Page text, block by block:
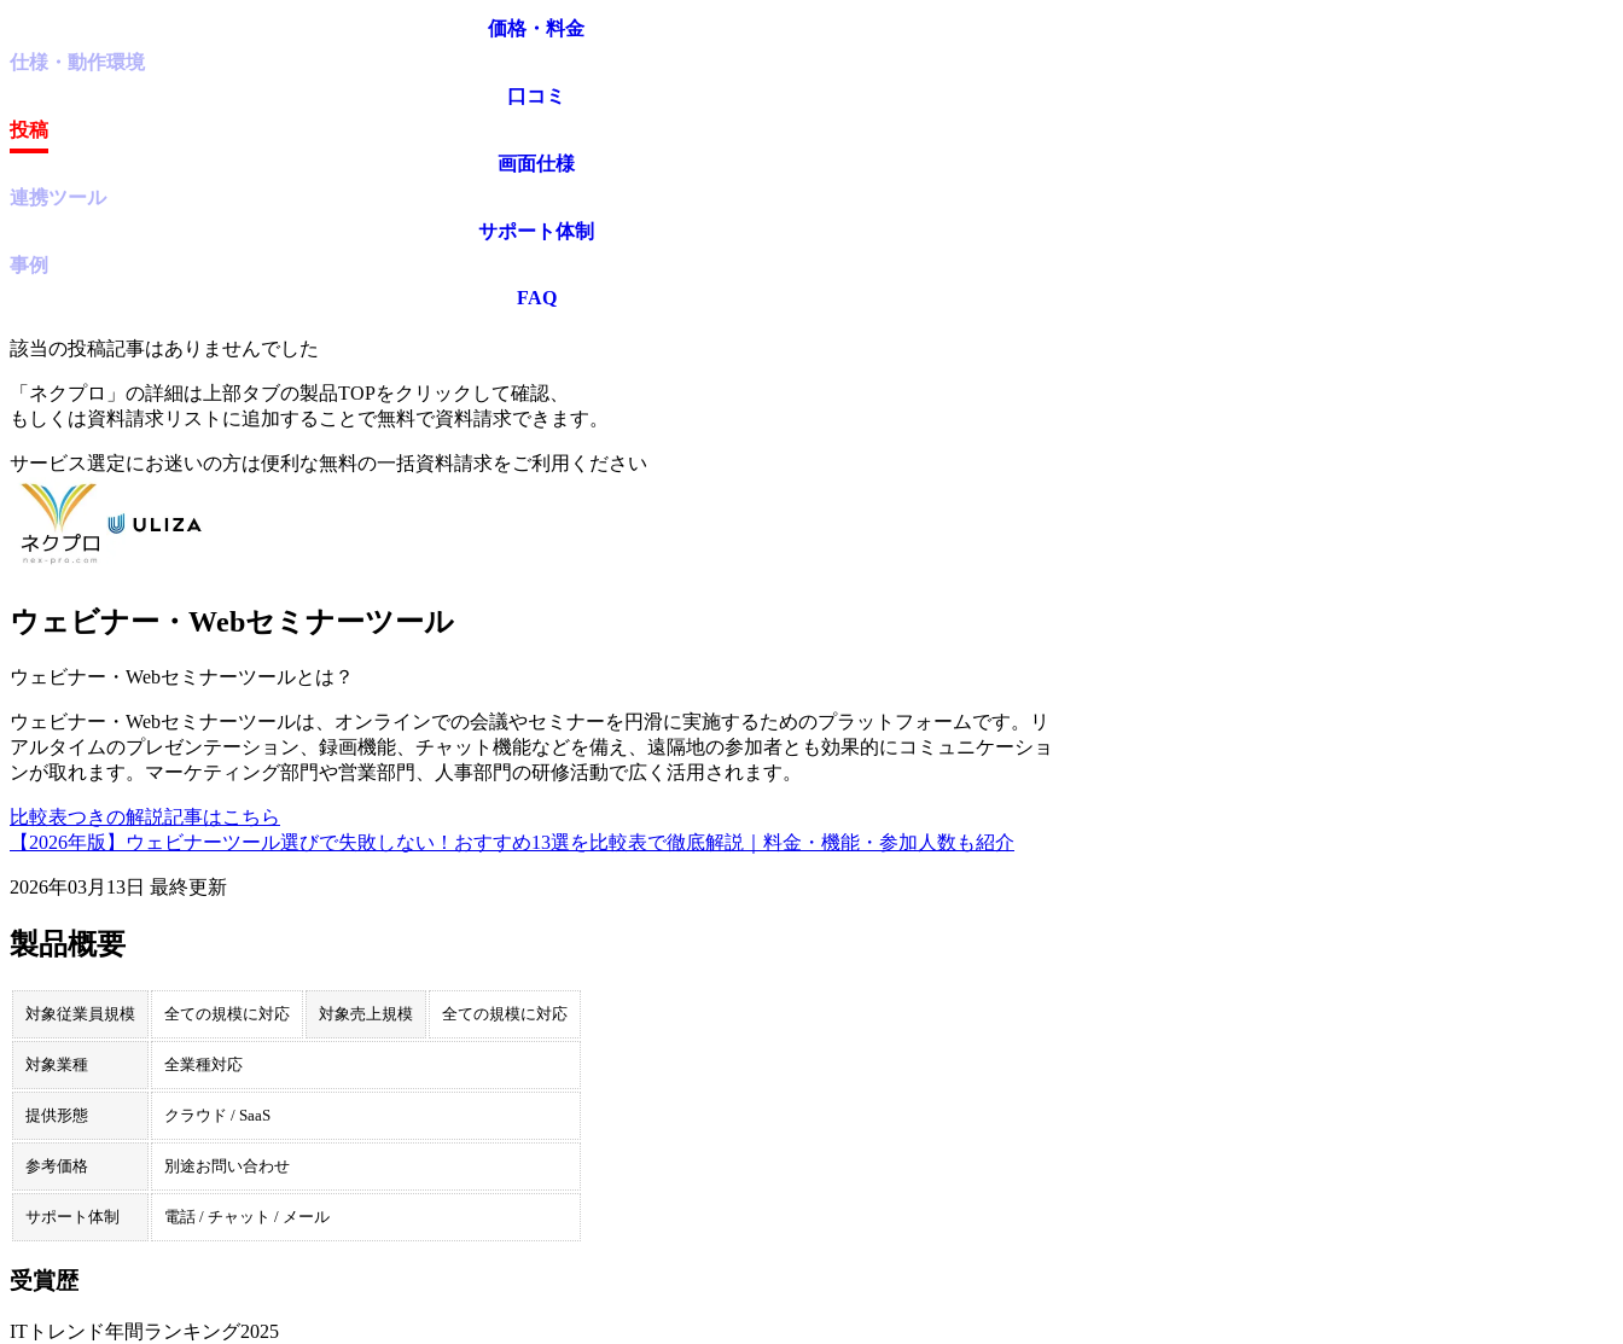
価格・料金
仕様・動作環境
口コミ
投稿
画面仕様
連携ツール
サポート体制
事例
FAQ
該当の投稿記事はありませんでした
「 ネクプロ 」の詳細は上部タブの製品TOPをクリックして確認、
もしくは資料請求リストに追加することで無料で資料請求できます。
サービス選定にお迷いの方は便利な無料の一括資料請求をご利用ください
ウェビナー・Webセミナーツール
ウェビナー・Webセミナーツールとは？
ウェビナー・Webセミナーツールは、オンラインでの会議やセミナーを円滑に実施するためのプラットフォームです。リ
アルタイムのプレゼンテーション、録画機能、チャット機能などを備え、遠隔地の参加者とも効果的にコミュニケーショ
ンが取れます。マーケティング部門や営業部門、人事部門の研修活動で広く活用されます。
比較表つきの解説記事はこちら
【2026年版】ウェビナーツール選びで失敗しない！おすすめ13選を比較表で徹底解説｜料金・機能・参加人数も紹介
2026年03月13日 最終更新
製品概要
対象従業員規模 全ての規模に対応 対象売上規模 全ての規模に対応
対象業種 全業種対応
提供形態 クラウド / SaaS
参考価格 別途お問い合わせ
サポート体制 電話 / チャット / メール
受賞歴
ITトレンド年間ランキング2025